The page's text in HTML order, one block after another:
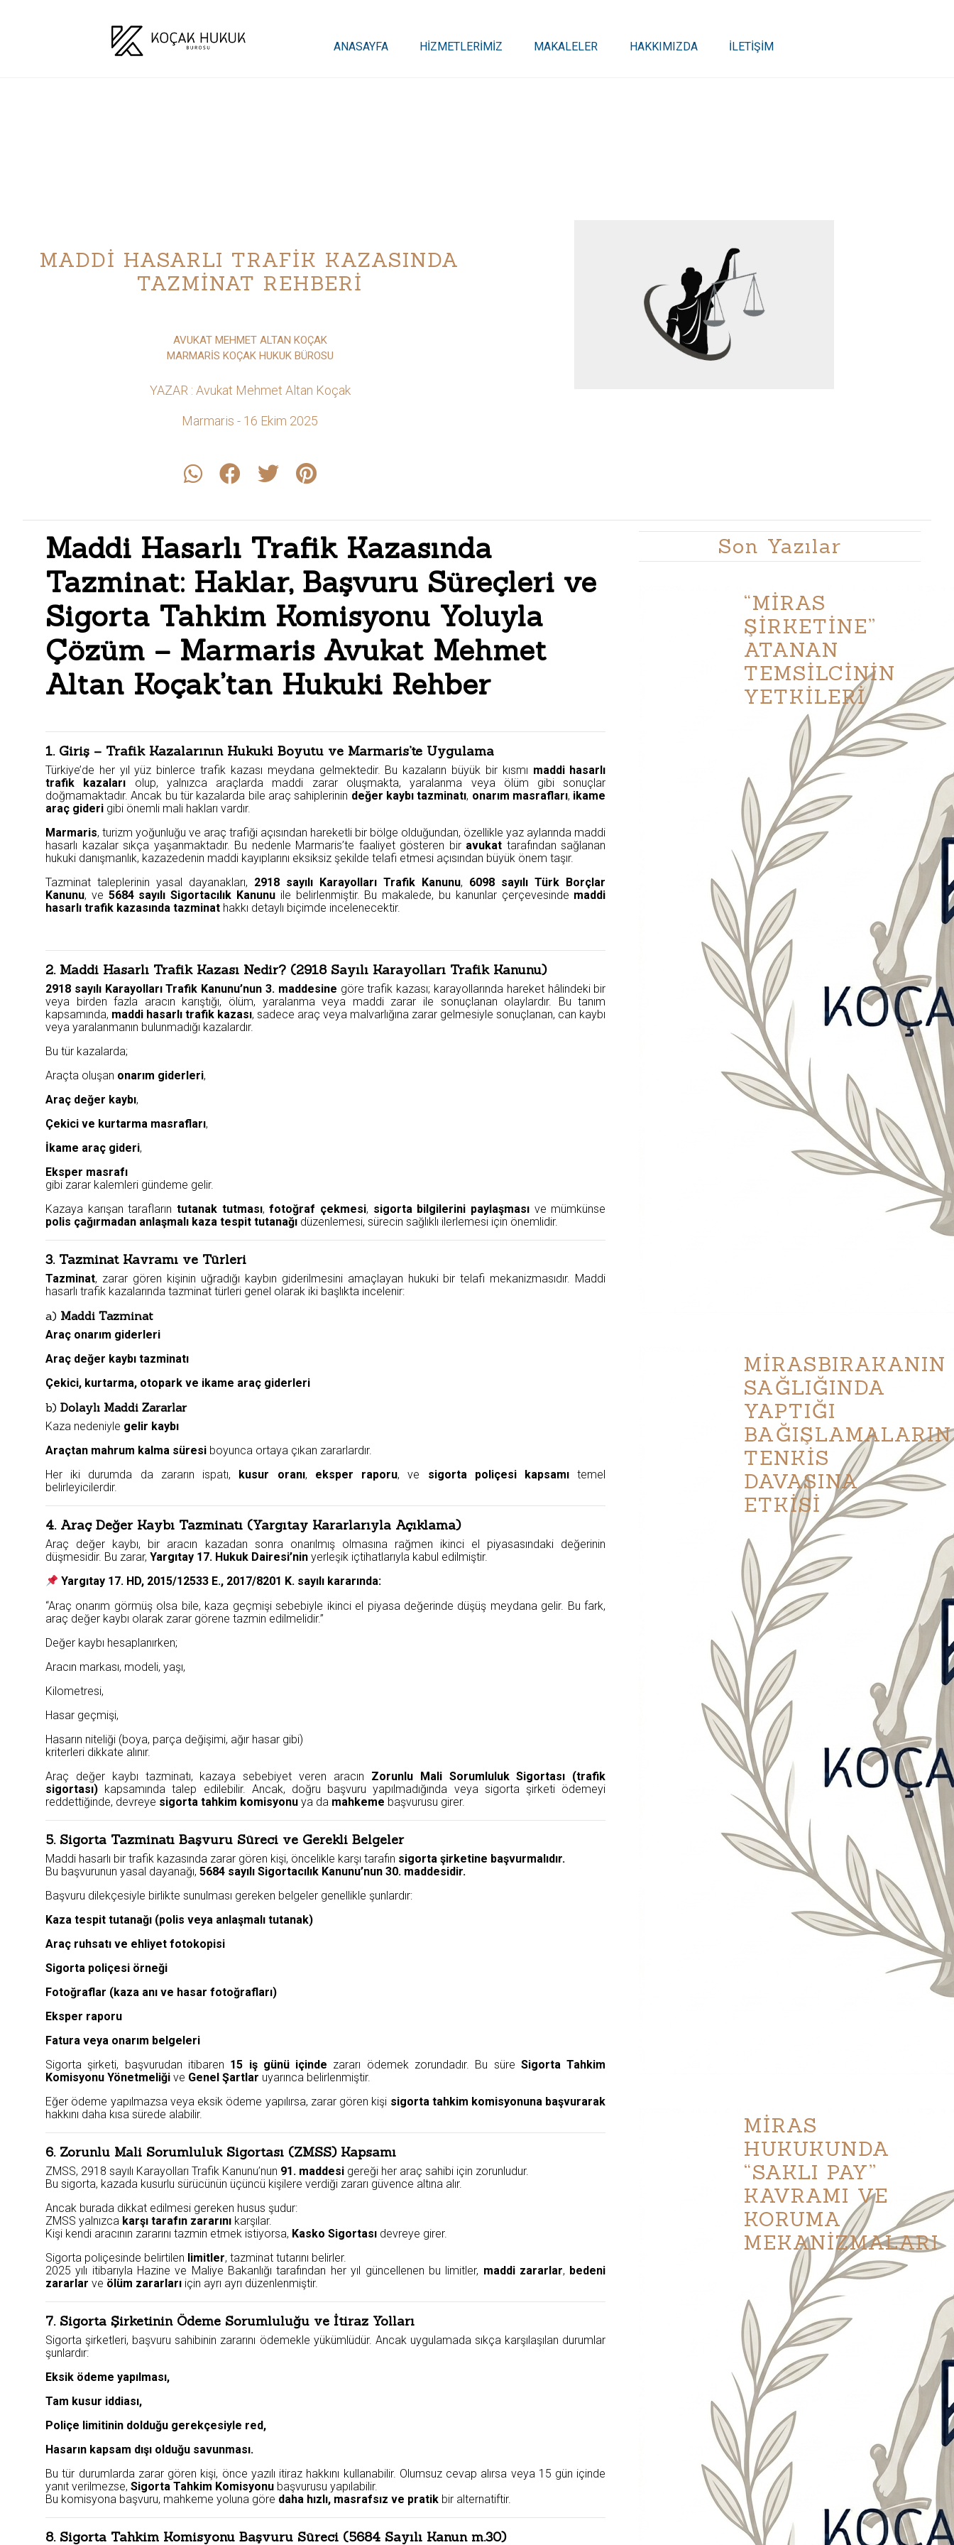
ANASAYFA HİZMETLERİMİZ MAKALELER HAKKIMIZDA İLETİŞİM
MADDİ HASARLI TRAFİK KAZASINDA
TAZMİNAT REHBERİ
AVUKAT MEHMET ALTAN KOÇAK
MARMARİS KOÇAK HUKUK BÜROSU
YAZAR : Avukat Mehmet Altan Koçak
Marmaris - 16 Ekim 2025
Maddi Hasarlı Trafik Kazasında
Tazminat: Haklar, Başvuru Süreçleri ve
Sigorta Tahkim Komisyonu Yoluyla
Çözüm – Marmaris Avukat Mehmet
Altan Koçak’tan Hukuki Rehber
1. Giriş – Trafik Kazalarının Hukuki Boyutu ve Marmaris’te Uygulama
Türkiye’de her yıl yüz binlerce trafik kazası meydana gelmektedir. Bu kazaların büyük bir kısmı maddi hasarlı
trafik kazaları olup, yalnızca araçlarda maddi zarar oluşmakta, yaralanma veya ölüm gibi sonuçlar
doğmamaktadır. Ancak bu tür kazalarda bile araç sahiplerinin değer kaybı tazminatı, onarım masrafları, ikame
araç gideri gibi önemli mali hakları vardır.
Marmaris, turizm yoğunluğu ve araç trafiği açısından hareketli bir bölge olduğundan, özellikle yaz aylarında maddi
hasarlı kazalar sıkça yaşanmaktadır. Bu nedenle Marmaris’te faaliyet gösteren bir avukat tarafından sağlanan
hukuki danışmanlık, kazazedenin maddi kayıplarını eksiksiz şekilde telafi etmesi açısından büyük önem taşır.
Tazminat taleplerinin yasal dayanakları, 2918 sayılı Karayolları Trafik Kanunu, 6098 sayılı Türk Borçlar
Kanunu, ve 5684 sayılı Sigortacılık Kanunuile belirlenmiştir. Bu makalede, bu kanunlar çerçevesinde maddi
hasarlı trafik kazasında tazminat hakkı detaylı biçimde incelenecektir.
2. Maddi Hasarlı Trafik Kazası Nedir? (2918 Sayılı Karayolları Trafik Kanunu)
2918 sayılı Karayolları Trafik Kanunu’nun 3. maddesine göre trafik kazası; karayollarında hareket hâlindeki bir
veya birden fazla aracın karıştığı, ölüm, yaralanma veya maddi zarar ile sonuçlanan olaylardır. Bu tanım
kapsamında, maddi hasarlı trafik kazası, sadece araç veya malvarlığına zarar gelmesiyle sonuçlanan, can kaybı
veya yaralanmanın bulunmadığı kazalardır.
Bu tür kazalarda;
Araçta oluşan onarım giderleri,
Araç değer kaybı,
Çekici ve kurtarma masrafları,
İkame araç gideri,
Eksper masrafı
gibi zarar kalemleri gündeme gelir.
Kazaya karışan tarafların tutanak tutması,fotoğraf çekmesi, sigorta bilgilerini paylaşması ve mümkünse
polis çağırmadan anlaşmalı kaza tespit tutanağı düzenlemesi, sürecin sağlıklı ilerlemesi için önemlidir.
3. Tazminat Kavramı ve Türleri
Tazminat, zarar gören kişinin uğradığı kaybın giderilmesini amaçlayan hukuki bir telafi mekanizmasıdır. Maddi
hasarlı trafik kazalarında tazminat türleri genel olarak iki başlıkta incelenir:
a) Maddi Tazminat
Araç onarım giderleri
Araç değer kaybı tazminatı
Çekici, kurtarma, otopark ve ikame araç giderleri
b) Dolaylı Maddi Zararlar
Kaza nedeniyle gelir kaybı
Araçtan mahrum kalma süresi boyunca ortaya çıkan zararlardır.
Her iki durumda da zararın ispatı, kusur oranı, eksper raporu, ve sigorta poliçesi kapsamı temel
belirleyicilerdir.
4. Araç Değer Kaybı Tazminatı (Yargıtay Kararlarıyla Açıklama)
Araç değer kaybı, bir aracın kazadan sonra onarılmış olmasına rağmen ikinci el piyasasındaki değerinin
düşmesidir. Bu zarar, Yargıtay 17. Hukuk Dairesi’nin yerleşik içtihatlarıyla kabul edilmiştir.
Yargıtay 17. HD, 2015/12533 E., 2017/8201 K. sayılı kararında:
“Araç onarım görmüş olsa bile, kaza geçmişi sebebiyle ikinci el piyasa değerinde düşüş meydana gelir. Bu fark,
araç değer kaybı olarak zarar görene tazmin edilmelidir.”
Değer kaybı hesaplanırken;
Aracın markası, modeli, yaşı,
Kilometresi,
Hasar geçmişi,
Hasarın niteliği (boya, parça değişimi, ağır hasar gibi)
kriterleri dikkate alınır.
Araç değer kaybı tazminatı, kazaya sebebiyet veren aracın Zorunlu Mali Sorumluluk Sigortası (trafik
sigortası) kapsamında talep edilebilir. Ancak, doğru başvuru yapılmadığında veya sigorta şirketi ödemeyi
reddettiğinde, devreye sigorta tahkim komisyonu ya da mahkeme başvurusu girer.
5. Sigorta Tazminatı Başvuru Süreci ve Gerekli Belgeler
Maddi hasarlı bir trafik kazasında zarar gören kişi, öncelikle karşı tarafın sigorta şirketine başvurmalıdır.
Bu başvurunun yasal dayanağı, 5684 sayılı Sigortacılık Kanunu’nun 30. maddesidir.
Başvuru dilekçesiyle birlikte sunulması gereken belgeler genellikle şunlardır:
Kaza tespit tutanağı (polis veya anlaşmalı tutanak)
Araç ruhsatı ve ehliyet fotokopisi
Sigorta poliçesi örneği
Fotoğraflar (kaza anı ve hasar fotoğrafları)
Eksper raporu
Fatura veya onarım belgeleri
Sigorta şirketi, başvurudan itibaren 15 iş günü içinde zararı ödemek zorundadır. Bu süreSigorta Tahkim
Komisyonu Yönetmeliği ve Genel Şartlar uyarınca belirlenmiştir.
Eğer ödeme yapılmazsa veya eksik ödeme yapılırsa, zarar gören kişi sigorta tahkim komisyonuna başvurarak
hakkını daha kısa sürede alabilir.
6. Zorunlu Mali Sorumluluk Sigortası (ZMSS) Kapsamı
ZMSS, 2918 sayılı Karayolları Trafik Kanunu’nun 91. maddesi gereği her araç sahibi için zorunludur.
Bu sigorta, kazada kusurlu sürücünün üçüncü kişilere verdiği zararı güvence altına alır.
Ancak burada dikkat edilmesi gereken husus şudur:
ZMSS yalnızca karşı tarafın zararını karşılar.
Kişi kendi aracının zararını tazmin etmek istiyorsa, Kasko Sigortası devreye girer.
Sigorta poliçesinde belirtilen limitler, tazminat tutarını belirler.
2025 yılı itibarıyla Hazine ve Maliye Bakanlığı tarafından her yıl güncellenen bu limitler, maddi zararlar, bedeni
zararlar ve ölüm zararları için ayrı ayrı düzenlenmiştir.
7. Sigorta Şirketinin Ödeme Sorumluluğu ve İtiraz Yolları
Sigorta şirketleri, başvuru sahibinin zararını ödemekle yükümlüdür. Ancak uygulamada sıkça karşılaşılan durumlar
şunlardır:
Eksik ödeme yapılması,
Tam kusur iddiası,
Poliçe limitinin dolduğu gerekçesiyle red,
Hasarın kapsam dışı olduğu savunması.
Bu tür durumlarda zarar gören kişi, önce yazılı itiraz hakkını kullanabilir. Olumsuz cevap alırsa veya 15 gün içinde
yanıt verilmezse, Sigorta Tahkim Komisyonu başvurusu yapılabilir.
Bu komisyona başvuru, mahkeme yoluna göre daha hızlı, masrafsız ve pratik bir alternatiftir.
8. Sigorta Tahkim Komisyonu Başvuru Süreci (5684 Sayılı Kanun m.30)
Son Yazılar
“MİRAS
ŞİRKETİNE”
ATANAN
TEMSİLCİNİN
YETKİLERİ
MİRASBIRAKANIN
SAĞLIĞINDA
YAPTIĞI
BAĞIŞLAMALARIN
TENKİS
DAVASINA
ETKİSİ
MİRAS
HUKUKUNDA
“SAKLI PAY”
KAVRAMI VE
KORUMA
MEKANİZMALARI